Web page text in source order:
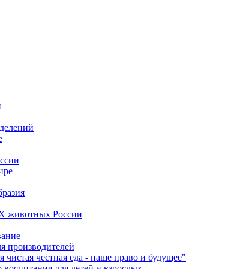
животных России
производителей
честная еда - наше право и будущее"